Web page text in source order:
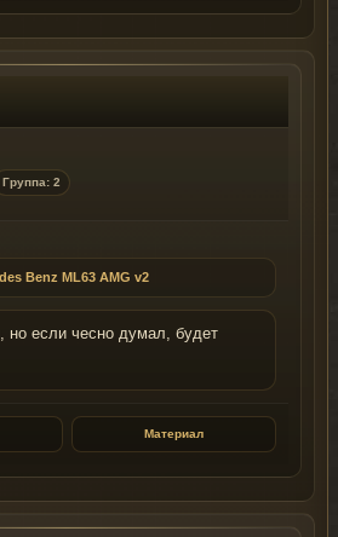
Группа: 2
Benz ML63 AMG v2
но если чесно думал, будет
Материал